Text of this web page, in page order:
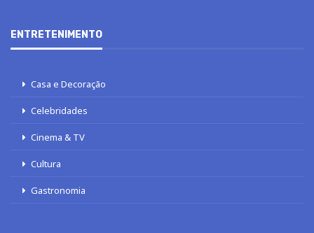
ENTRETENIMENTO
Casa e Decoração
Celebridades
Cinema & TV
Cultura
Gastronomia